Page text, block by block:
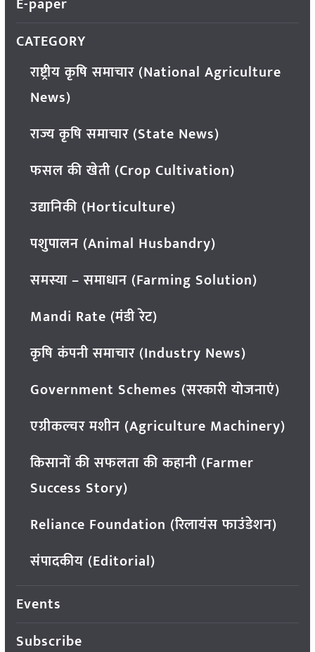
CATEGORY
राष्ट्रीय कृषि समाचार (National Agriculture
News)
राज्य कृषि समाचार (State News)
फसल की खेती (Crop Cultivation)
उद्यानिकी (Horticulture)
पशुपालन (Animal Husbandry)
समस्या – समाधान (Farming Solution)
Mandi Rate (मंडी रेट)
कृषि कंपनी समाचार (Industry News)
Government Schemes (सरकारी योजनाएं)
एग्रीकल्चर मशीन (Agriculture Machinery)
किसानों की सफलता की कहानी (Farmer
Success Story)
Reliance Foundation (रिलायंस फाउंडेशन)
संपादकीय (Editorial)
Events
Subscribe